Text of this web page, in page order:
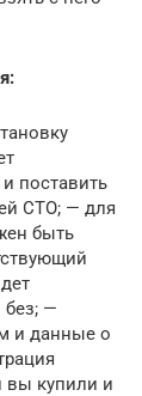
поставить
СТО; — для
быть
без; —
и данные о
вы купили и